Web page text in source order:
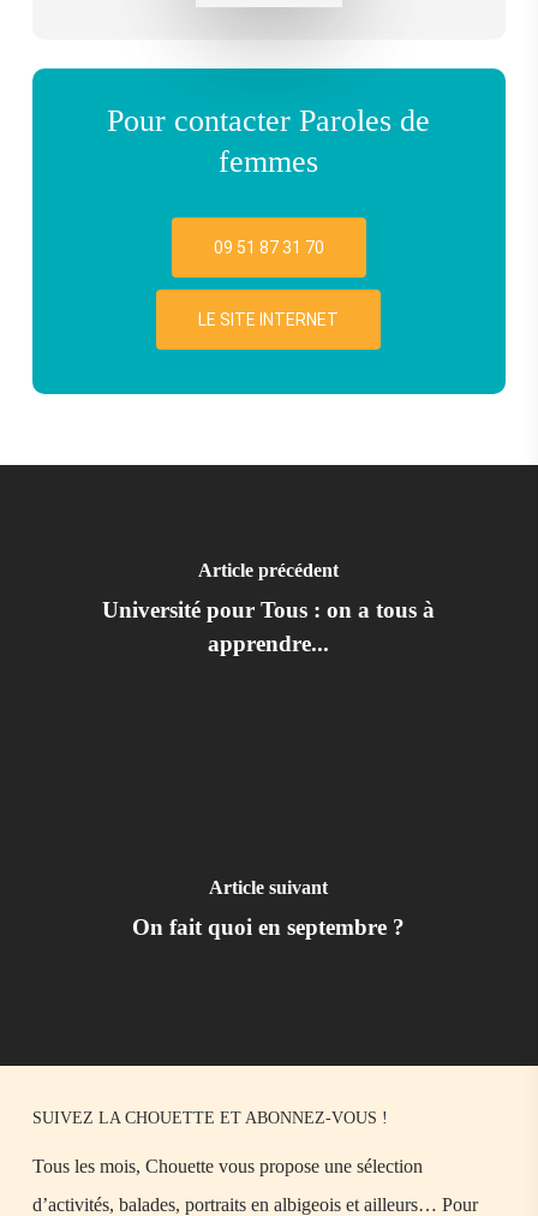
Pour contacter Paroles de
femmes
09 51 87 31 70
LE SITE INTERNET
Article précédent
Université pour Tous : on a tous à
apprendre...
Article suivant
On fait quoi en septembre ?
SUIVEZ LA CHOUETTE ET ABONNEZ-VOUS !
Tous les mois, Chouette vous propose une sélection
d’activités, balades, portraits en albigeois et ailleurs… Pour